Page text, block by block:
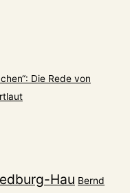
Die Rede von
Hau Bernd